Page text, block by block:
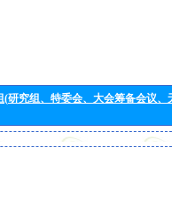
(研究组、特委会、大会筹备会议